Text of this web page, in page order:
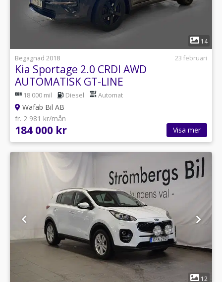
1
14
Begagnad 2018
23 februari
Kia Sportage 2.0 CRDI AWD
AUTOMATISK GT-LINE
18 000 mil Diesel Automat
Wafab Bil AB
fr. 2 981 kr/mån
184 000 kr Visa mer
12